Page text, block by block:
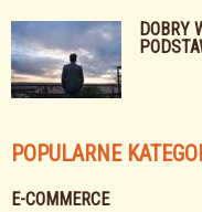
DOBRY
POPULARNE
E-COMMERCE